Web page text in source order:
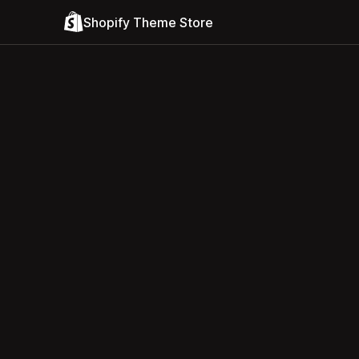
Shopify Theme Store